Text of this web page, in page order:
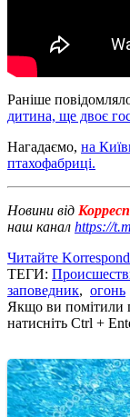
Раніше
дитина, ще двоє
Нагадаємо, на
птахофабриці.
Новини від
наш канал https://
Читайте
ТЕГИ:
заповедник, огонь
Якщо ви помітили
натисніть Ctrl +